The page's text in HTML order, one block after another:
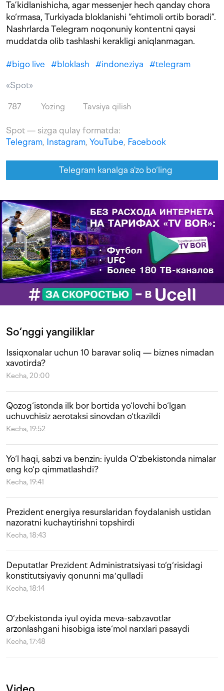
Ta’kidlanishicha, agar messenjer hech qanday chora
ko‘rmasa, Turkiyada bloklanishi “ehtimoli ortib boradi”.
Nashrlarda Telegram noqonuniy kontentni qaysi
muddatda olib tashlashi kerakligi aniqlanmagan.
#bigo live #bloklash #indoneziya #telegram
«Spot»
787 Yozing Tavsiya qilish
Spot — sizga qulay formatda:
Telegram, Instagram, YouTube, Facebook
Telegram kanalga a'zo bo‘ling
So‘nggi yangiliklar
Issiqxonalar uchun 10 baravar soliq — biznes nimadan
xavotirda?
Kecha, 20:00
Qozog‘istonda ilk bor bortida yo‘lovchi bo‘lgan
uchuvchisiz aerotaksi sinovdan o‘tkazildi
Kecha, 19:52
Yo‘l haqi, sabzi va benzin: iyulda O‘zbekistonda nimalar
eng ko‘p qimmatlashdi?
Kecha, 19:41
Prezident energiya resurslaridan foydalanish ustidan
nazoratni kuchaytirishni topshirdi
Kecha, 18:43
Deputatlar Prezident Administratsiyasi to‘g‘risidagi
konstitutsiyaviy qonunni maʼqulladi
Kecha, 18:14
O‘zbekistonda iyul oyida meva-sabzavotlar
arzonlashgani hisobiga iste‘mol narxlari pasaydi
Kecha, 17:48